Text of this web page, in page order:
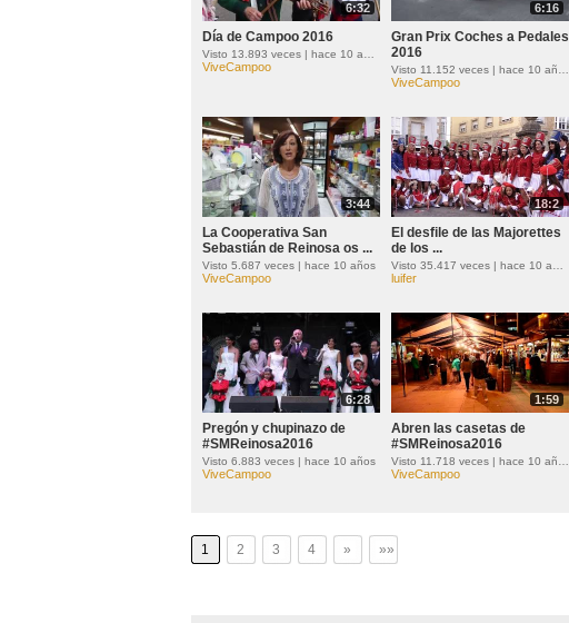
6:32
Día de Campoo 2016
ViveCampoo
6:16
Gran Prix Coches a Pedales
2016
ViveCampoo
3:44
La Cooperativa San
Sebastián de Reinosa os ...
Visto 5.687 veces | hace 10 años
ViveCampoo
18:2
El desfile de las Majorettes
de los ...
luifer
6:28
Pregón y chupinazo de
#SMReinosa2016
Visto 6.883 veces | hace 10 años
ViveCampoo
1:59
Abren las casetas de
#SMReinosa2016
ViveCampoo
1 2 3 4 » »»